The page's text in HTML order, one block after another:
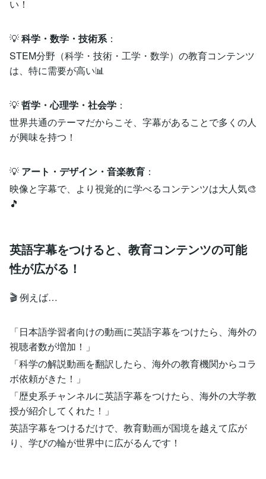
い！
💡科学・数学・技術系：
STEM分野（科学・技術・工学・数学）の教育コンテンツ
は、特に需要が高い📊
💡哲学・心理学・社会学 ：
世界共通のテーマだからこそ、字幕があることで多くの人
が興味を持つ！
💡 アート・デザイン・音楽教育 ：
映像と字幕で、より視覚的に学べるコンテンツは大人気🎨
🎵
英語字幕をつけると、教育コンテンツの可能
性が広がる！
🎬 例えば…
「日本語学習者向けの動画に英語字幕をつけたら、海外の
視聴者数が増加！」
「科学の解説動画を翻訳したら、海外の教育機関からコラ
ボ依頼がきた！」
「歴史系チャンネルに英語字幕をつけたら、海外の大学教
授が紹介してくれた！」
英語字幕をつけるだけで、教育動画が国境を越えて広が
り、学びの輪が世界中に広がるんです！